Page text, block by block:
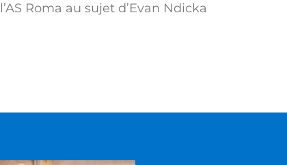
l’AS Roma au sujet d’Evan Ndicka